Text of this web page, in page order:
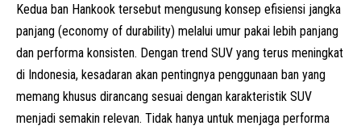
Kedua ban Hankook tersebut mengusung konsep efisiensi jangka
panjang (economy of durability) melalui umur pakai lebih panjang
dan performa konsisten. Dengan trend SUV yang terus meningkat
di Indonesia, kesadaran akan pentingnya penggunaan ban yang
memang khusus dirancang sesuai dengan karakteristik SUV
menjadi semakin relevan. Tidak hanya untuk menjaga performa